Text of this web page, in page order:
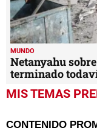
MUNDO
Netanyahu
terminado
MIS TEMAS